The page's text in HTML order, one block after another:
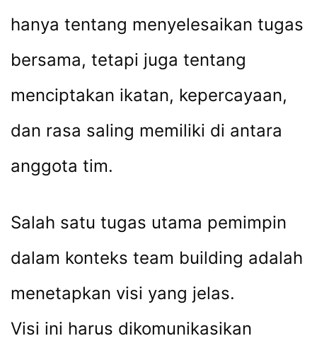
hanya tentang menyelesaikan tugas
bersama, tetapi juga tentang
menciptakan ikatan, kepercayaan,
dan rasa saling memiliki di antara
anggota tim.
Salah satu tugas utama pemimpin
dalam konteks team building adalah
menetapkan visi yang jelas.
Visi ini harus dikomunikasikan